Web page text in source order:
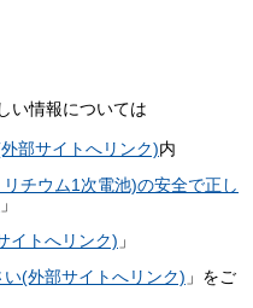
い情報については
部サイトへリンク)内
チウム1次電池)の安全で正し
」
イトへリンク) 」
(外部サイトへリンク) 」をご